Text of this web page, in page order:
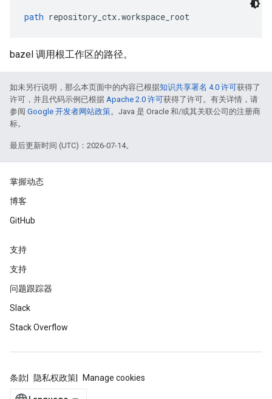
path repository_ctx.workspace_root
bazel 调用根工作区的路径。
如未另行说明，那么本页面中的内容已根据知识共享署名 4.0 许可获得了
许可，并且代码示例已根据 Apache 2.0 许可获得了许可。有关详情，请
参阅 Google 开发者网站政策。Java 是 Oracle 和/或其关联公司的注册商
标。
最后更新时间 (UTC)：2026-07-14。
掌握动态
博客
GitHub
支持
支持
问题跟踪器
Slack
Stack Overflow
条款 隐私权政策 Manage cookies